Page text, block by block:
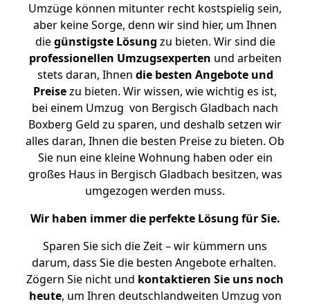
Umzüge können mitunter recht kostspielig sein,
aber keine Sorge, denn wir sind hier, um Ihnen
diegünstigste Lösung zu bieten. Wir sind die
professionellen Umzugsexperten und arbeiten
stets daran, Ihnen die besten Angebote und
Preisezu bieten. Wir wissen, wie wichtig es ist,
bei einem Umzug von Bergisch Gladbach nach
Boxberg Geld zu sparen, und deshalb setzen wir
alles daran, Ihnen die besten Preise zu bieten. Ob
Sie nun eine kleine Wohnung haben oder ein
großes Haus in Bergisch Gladbach besitzen, was
umgezogen werden muss.
Wir haben immer die perfekte Lösung für Sie.
Sparen Sie sich die Zeit – wir kümmern uns
darum, dass Sie die besten Angebote erhalten.
Zögern Sie nicht und kontaktieren Sie uns noch
heute, um Ihren deutschlandweiten Umzug von